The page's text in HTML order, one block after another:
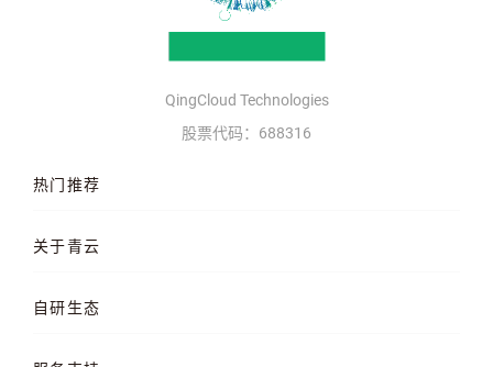
QingCloud Technologies
股票代码：688316
热门推荐
QKE 容器引擎
关于青云
品牌理念
自研生态